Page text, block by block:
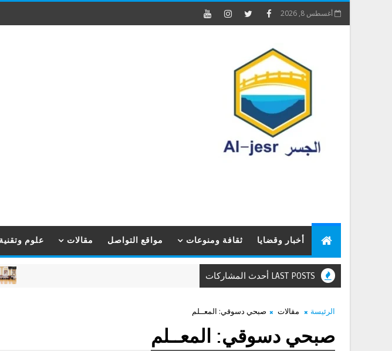
أغسطس 8, 2026
أخبار وقضايا ثقافة ومنوعات مواقع التواصل مقالات علوم وتقنية
LAST POSTS أحدث المشاركات
الرئيسة مقالات صبحي دسوقي: المعــلم
صبحي دسوقي: المعــلم